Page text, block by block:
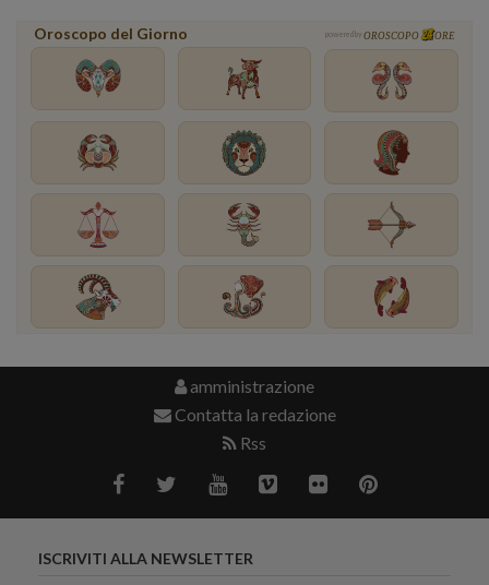
Oroscopo del Giorno powered by OROSCOPO ORE
amministrazione
Contatta la redazione
Rss
ISCRIVITI ALLA NEWSLETTER